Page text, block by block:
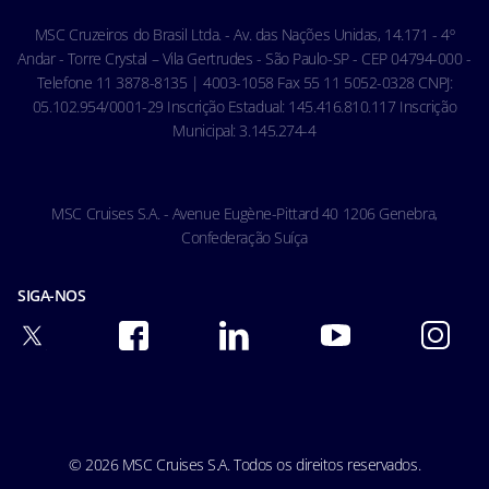
Condições gerais de transporte
MSC Cruzeiros do Brasil Ltda. - Av. das Nações Unidas, 14.171 - 4º
Andar - Torre Crystal – Vila Gertrudes - São Paulo-SP - CEP 04794-000 -
Telefone 11 3878-8135 | 4003-1058 Fax 55 11 5052-0328 CNPJ:
05.102.954/0001-29 Inscrição Estadual: 145.416.810.117 Inscrição
Municipal: 3.145.274-4
MSC Cruises S.A. - Avenue Eugène-Pittard 40 1206 Genebra,
Confederação Suíça
SIGA-NOS
© 2026 MSC Cruises S.A. Todos os direitos reservados.